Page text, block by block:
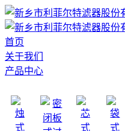
首页
关于我们
产品中心